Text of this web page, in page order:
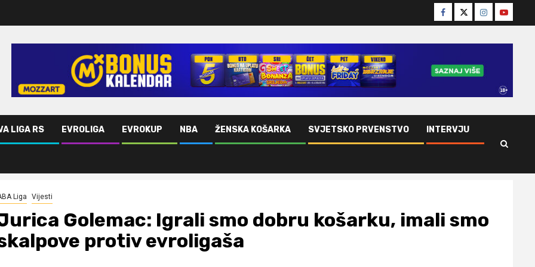
Facebook
TwitterInstagram
Youtube
LIGA RS EVROLIGA EVROKUP NBA ŽENSKA KOŠARKA SVJETSKO PRVENSTVO INTERVJU
skalpove protiv evroligaša
Liga Vijesti
Golemac: Igrali smo dobru košarku, imali smo
protiv evroligaša